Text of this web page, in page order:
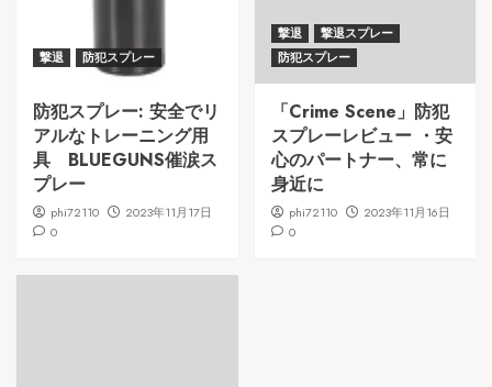
撃退 防犯スプレー
防犯スプレー: 安全でリ
アルなトレーニング用
具 BLUEGUNS催涙ス
プレー
phi72110
2023年11月17日
0
撃退
撃退スプレー
防犯スプレー
「Crime Scene」防犯
スプレーレビュー ・安
心のパートナー、常に
身近に
phi72110
2023年11月16日
0